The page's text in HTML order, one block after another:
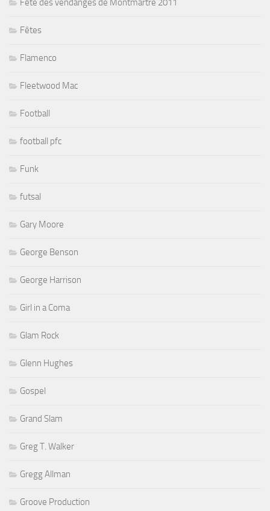
Fête des vendanges de Montmartre 2011
Fêtes
Flamenco
Fleetwood Mac
Football
football pfc
Funk
futsal
Gary Moore
George Benson
George Harrison
Girl in a Coma
Glam Rock
Glenn Hughes
Gospel
Grand Slam
Greg T. Walker
Gregg Allman
Groove Production